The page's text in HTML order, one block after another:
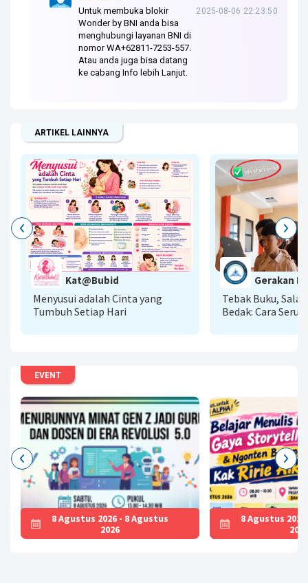
Untuk membuka blokir
Wonder by BNI anda bisa
menghubungi layanan BNI di
nomor WA+62811-7253-557.
Atau anda juga bisa datang
ke cabang Info lebih Lanjut.
2025-08-06 22:23:50
ARTIKEL LAINNYA
Kat@Bubid
Menyusui adalah Cinta yang
Tumbuh Setiap Hari
Gerakan
Tebak Buku,
Bedak: Cara Seru
EVENT
8 Agustus 2026 - 8 Agustus
2026
8 Agustus
2026